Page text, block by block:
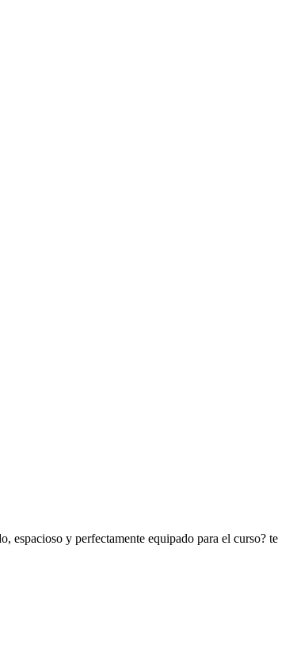
espacioso y perfectamente equipado para el curso? te